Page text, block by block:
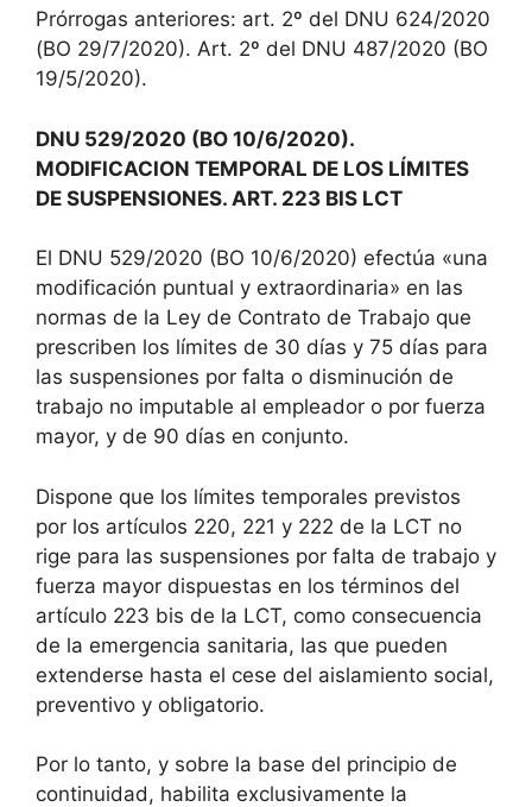
Prórrogas anteriores: art. 2º del DNU 624/2020
(BO 29/7/2020). Art. 2º del DNU 487/2020 (BO
19/5/2020).
DNU 529/2020 (BO 10/6/2020).
MODIFICACION TEMPORAL DE LOS LÍMITES
DE SUSPENSIONES. ART. 223 BIS LCT
El DNU 529/2020 (BO 10/6/2020) efectúa «una
modificación puntual y extraordinaria» en las
normas de la Ley de Contrato de Trabajo que
prescriben los límites de 30 días y 75 días para
las suspensiones por falta o disminución de
trabajo no imputable al empleador o por fuerza
mayor, y de 90 días en conjunto.
Dispone que los límites temporales previstos
por los artículos 220, 221 y 222 de la LCT no
rige para las suspensiones por falta de trabajo y
fuerza mayor dispuestas en los términos del
artículo 223 bis de la LCT, como consecuencia
de la emergencia sanitaria, las que pueden
extenderse hasta el cese del aislamiento social,
preventivo y obligatorio.
Por lo tanto, y sobre la base del principio de
continuidad, habilita exclusivamente la